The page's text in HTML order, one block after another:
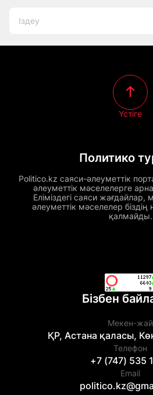
Политико
Politico.kz саяси-әлеуметтік
әлеуметтік мәселелерге
Еліміздегі саяси
әлеуметтік мәселелер
қалмайды.
Үстіге
Бізбен
Мекен-жай
ҚР, Астана қаласы,
Телефон
+7 (747) 535
Email